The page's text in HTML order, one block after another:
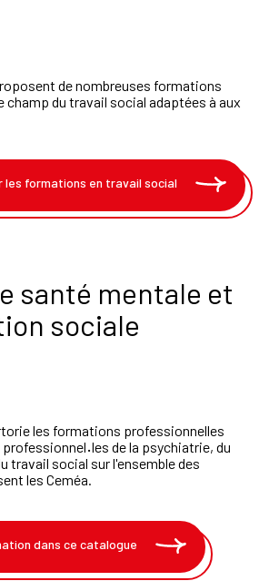
de nombreuses formations
du travail social adaptées à aux
les formations en travail social
santé mentale et
sociale
les formations professionnelles
·les de la psychiatrie, du
travail social sur l'ensemble des
les Ceméa.
dans ce catalogue